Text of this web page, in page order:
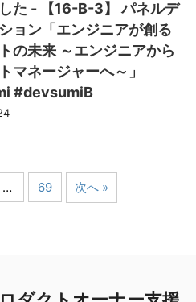
た - 【16-B-3】 パネルデ
ョン「エンジニアが創る
の未来 ～エンジニアから
マネージャーへ～」
#devsumiB
… 69 次へ »